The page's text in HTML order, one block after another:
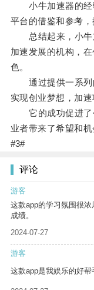
小牛加速器的经
平台的借鉴和参考
总结起来，小牛
加速发展的机构，
色。
通过提供一系列
实现创业梦想，加速
它的成功促进了
业者带来了希望和机
#3#
评论
游客
这款app的学习氛围很
成绩。
2024-07-27
游客
这款app是我娱乐的好帮